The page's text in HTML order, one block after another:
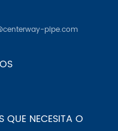
pipe.com
QUE NECESITA O